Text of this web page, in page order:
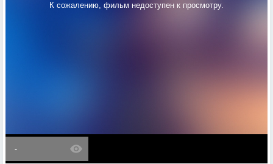
К сожалению, фильм недоступен к просмотру.
-